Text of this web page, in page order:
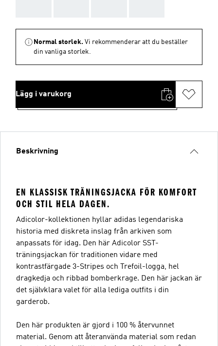
Normal storlek. Vi rekommenderar att du beställer
din vanliga storlek.
Lägg i varukorg
Beskrivning
EN KLASSISK TRÄNINGSJACKA FÖR KOMFORT
OCH STIL HELA DAGEN.
Adicolor-kollektionen hyllar adidas legendariska
historia med diskreta inslag från arkiven som
anpassats för idag. Den här Adicolor SST-
träningsjackan för traditionen vidare med
kontrastfärgade 3-Stripes och Trefoil-logga, hel
dragkedja och ribbad bomberkrage. Den här jackan är
det självklara valet för alla lediga outfits i din
garderob.
Den här produkten är gjord i 100 % återvunnet
material. Genom att återanvända material som redan